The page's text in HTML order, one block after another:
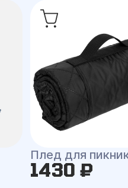
Плед для
1430 ₽